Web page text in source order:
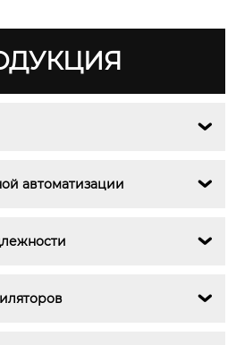

автоматизации 

